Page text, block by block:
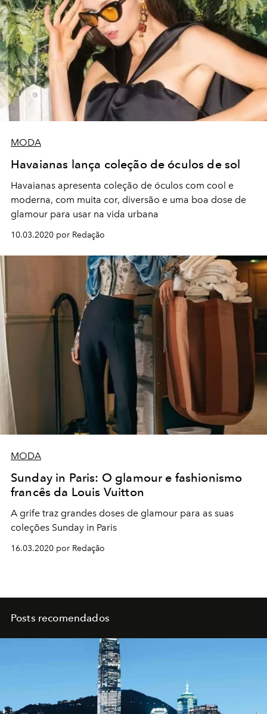
MODA
Havaianas lança coleção de óculos de sol
Havaianas apresenta coleção de óculos com cool e
moderna, com muita cor, diversão e uma boa dose de
glamour para usar na vida urbana
10.03.2020 por Redação
MODA
Sunday in Paris: O glamour e fashionismo
francês da Louis Vuitton
A grife traz grandes doses de glamour para as suas
coleções Sunday in Paris
16.03.2020 por Redação
Posts recomendados